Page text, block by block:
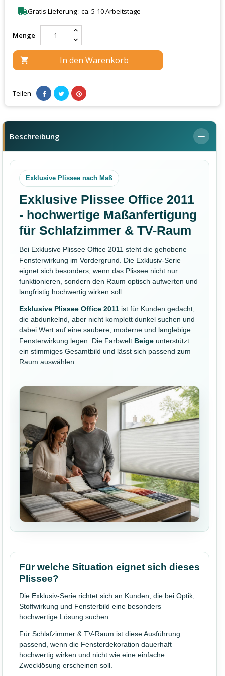
Gratis Lieferung : ca. 5-10 Arbeitstage
Menge
 In den Warenkorb
Teilen
Beschreibung
Exklusive Plissee nach Maß
Exklusive Plissee Office 2011
- hochwertige Maßanfertigung
für Schlafzimmer & TV-Raum
Bei Exklusive Plissee Office 2011 steht die gehobene
Fensterwirkung im Vordergrund. Die Exklusiv-Serie
eignet sich besonders, wenn das Plissee nicht nur
funktionieren, sondern den Raum optisch aufwerten und
langfristig hochwertig wirken soll.
Exklusive Plissee Office 2011 ist für Kunden gedacht,
die abdunkelnd, aber nicht komplett dunkel suchen und
dabei Wert auf eine saubere, moderne und langlebige
Fensterwirkung legen. Die Farbwelt Beige unterstützt
ein stimmiges Gesamtbild und lässt sich passend zum
Raum auswählen.
Für welche Situation eignet sich dieses
Plissee?
Die Exklusiv-Serie richtet sich an Kunden, die bei Optik,
Stoffwirkung und Fensterbild eine besonders
hochwertige Lösung suchen.
Für Schlafzimmer & TV-Raum ist diese Ausführung
passend, wenn die Fensterdekoration dauerhaft
hochwertig wirken und nicht wie eine einfache
Zwecklösung erscheinen soll.